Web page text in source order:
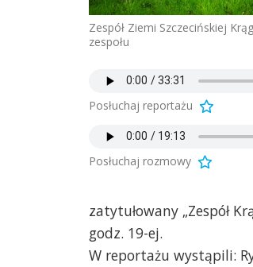
Zespół Ziemi Szczecińskiej
zespołu
Posłuchaj reportażu
Posłuchaj rozmowy
zatytułowany „Zespół
godz. 19-ej.
W reportażu wystąpili: